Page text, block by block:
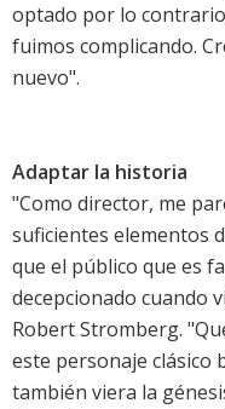
optado por lo
fuimos complicando.
nuevo".
Adaptar la historia
"Como director, me
suficientes elementos
que el público que es
decepcionado cuando
Robert Stromberg.
este personaje clásico
también viera la